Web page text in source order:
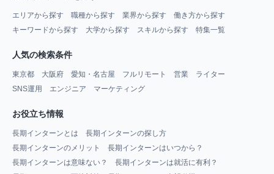
エリアから探す 職種から探す 業界から探す
働き方から探す
キーワードから探す
大学から探す スキルから探す 特集一覧
人気の検索条件
東京都 大阪府 愛知・名古屋 フルリモート 営業
ライター
SNS運用
エンジニア マーケティング
お役立ち情報
長期インターンとは
長期インターンの探し方
長期インターンのメリット
長期インターンはいつから？
長期インターンは意味ない？
長期インターンは就活に有利？